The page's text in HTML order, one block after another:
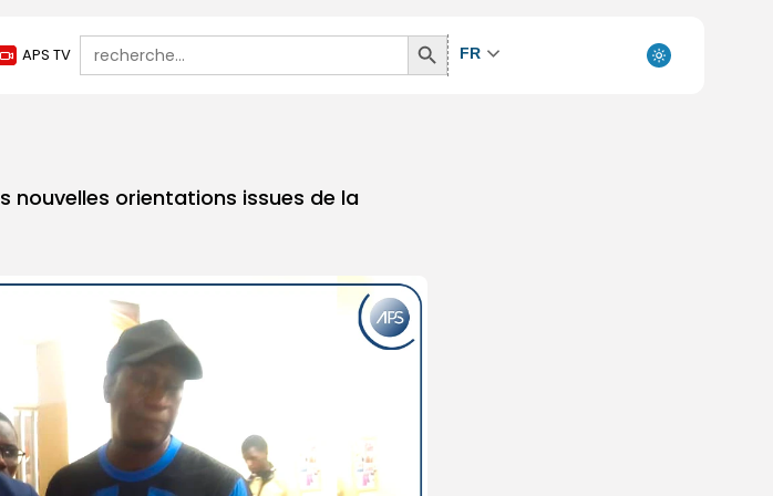
APS TV
Search
for:
Search
Button
FR
nouvelles orientations issues de la